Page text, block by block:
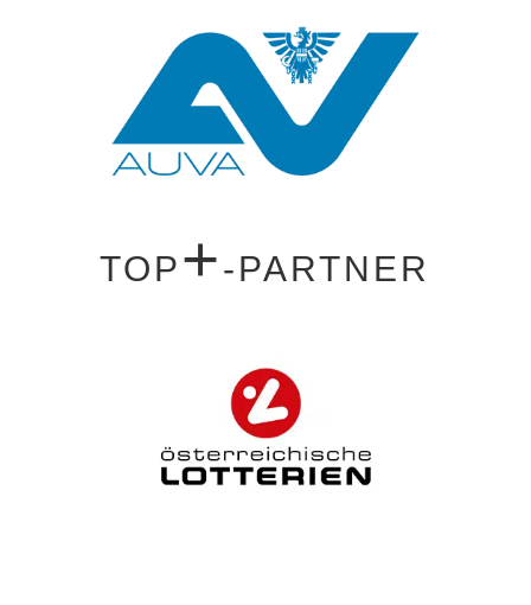
TOP+-PARTNER